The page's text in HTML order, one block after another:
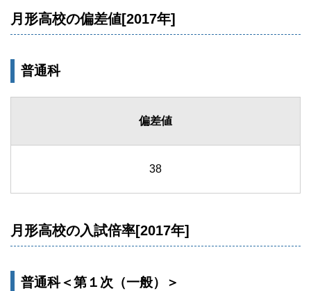
月形高校の偏差値[2017年]
普通科
偏差値
38
月形高校の入試倍率[2017年]
普通科＜第１次（一般）＞